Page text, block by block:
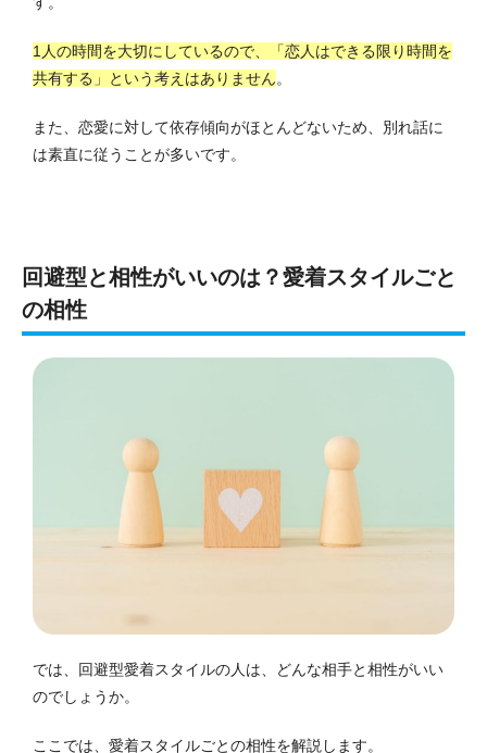
1人の時間を大切にしているので、「恋人はできる限り時間を
共有する」という考えはありません。
また、恋愛に対して依存傾向がほとんどないため、別れ話に
は素直に従うことが多いです。
回避型と相性がいいのは？愛着スタイルごと
の相性
では、回避型愛着スタイルの人は、どんな相手と相性がいい
のでしょうか。
ここでは、愛着スタイルごとの相性を解説します。